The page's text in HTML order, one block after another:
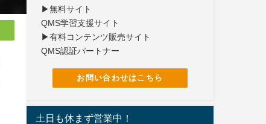
▶無料サイト
QMS学習支援サイト
▶有料コンテンツ販売サイト
QMS認証パートナー
お問い合わせはこちら
土日も休まず営業中！